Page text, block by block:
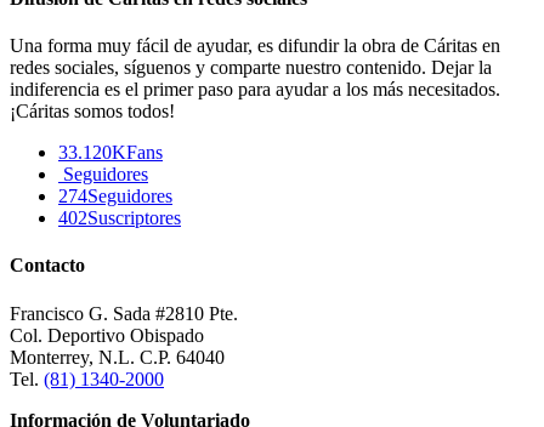
Una forma muy fácil de ayudar, es difundir la obra de Cáritas en
redes sociales, síguenos y comparte nuestro contenido. Dejar la
indiferencia es el primer paso para ayudar a los más necesitados.
¡Cáritas somos todos!
33.120KFans
Seguidores
274Seguidores
402Suscriptores
Contacto
Francisco G. Sada #2810 Pte.
Col. Deportivo Obispado
Monterrey, N.L. C.P. 64040
Tel. (81) 1340-2000
Información de Voluntariado